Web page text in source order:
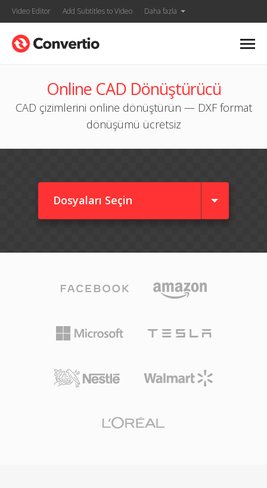
Video Editor Add Subtitles to Video Daha fazla
Online CAD Dönüştürücü
CAD çizimlerini online dönüştürün — DXF format
dönüşümü ücretsiz
Dosyaları Seçin